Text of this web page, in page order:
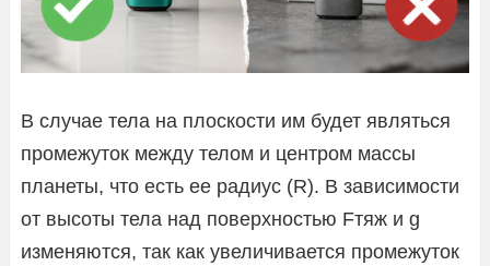
В случае тела на плоскости им будет являться
промежуток между телом и центром массы
планеты, что есть ее радиус (R). В зависимости
от высоты тела над поверхностью Fтяж и g
изменяются, так как увеличивается промежуток